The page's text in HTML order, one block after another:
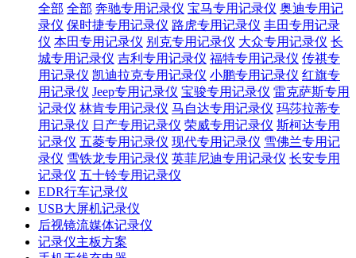
全部 全部 奔驰专用记录仪 宝马专用记录仪 奥迪专用记
录仪 保时捷专用记录仪 路虎专用记录仪 丰田专用记录
仪 本田专用记录仪 别克专用记录仪 大众专用记录仪 长
城专用记录仪 吉利专用记录仪 福特专用记录仪 传祺专
用记录仪 凯迪拉克专用记录仪 小鹏专用记录仪 红旗专
用记录仪 Jeep专用记录仪 宝骏专用记录仪 雷克萨斯专用
记录仪 林肯专用记录仪 马自达专用记录仪 玛莎拉蒂专
用记录仪 日产专用记录仪 荣威专用记录仪 斯柯达专用
记录仪 五菱专用记录仪 现代专用记录仪 雪佛兰专用记
录仪 雪铁龙专用记录仪 英菲尼迪专用记录仪 长安专用
记录仪 五十铃专用记录仪
EDR行车记录仪
USB大屏机记录仪
后视镜流媒体记录仪
记录仪主板方案